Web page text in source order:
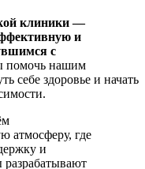
клиники —
и
с
помочь нашим
себе здоровье и начать
атмосферу, где
и